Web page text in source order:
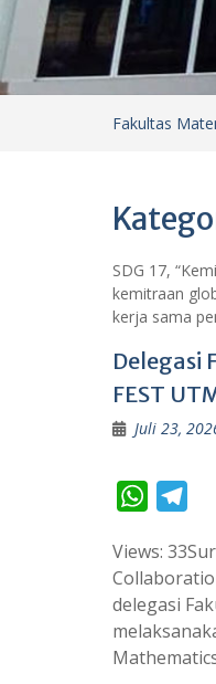
Fakultas
SDG 17,
kemitraan
kerja sama
Delegasi
FEST
Juli 23,
W
a
t
s
A
l
e
r
Views:
delegasi